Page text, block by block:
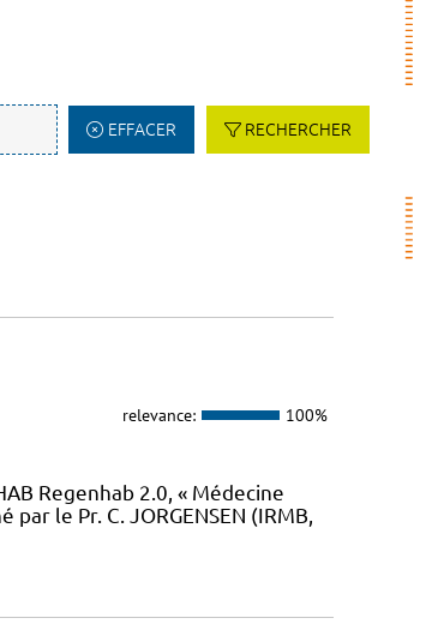
EFFACER RECHERCHER
relevance: 100%
Regenhab 2.0, « Médecine
le Pr. C. JORGENSEN (IRMB,